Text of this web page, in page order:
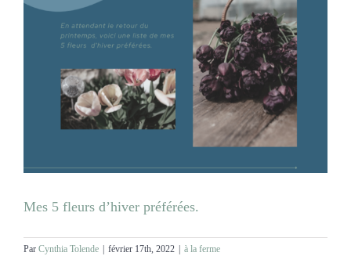
Mes 5 fleurs d’hiver préférées.
Par Cynthia Tolende | février 17th, 2022 | à la ferme